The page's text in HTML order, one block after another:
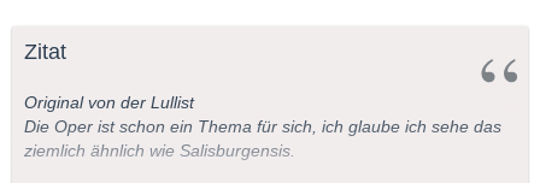
Zitat
Original von der Lullist
Die Oper ist schon ein Thema für sich, ich glaube ich sehe das
ziemlich ähnlich wie Salisburgensis.